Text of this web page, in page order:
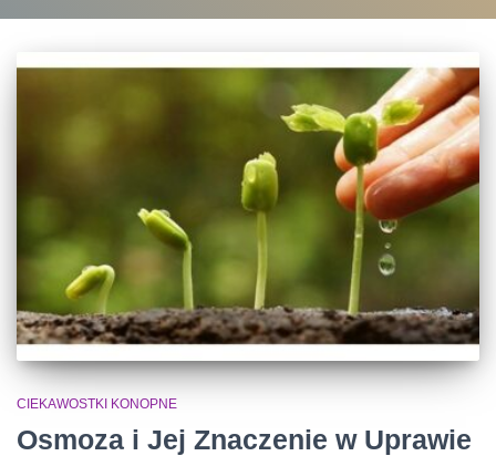
CIEKAWOSTKI KONOPNE
Osmoza i Jej Znaczenie w Uprawie